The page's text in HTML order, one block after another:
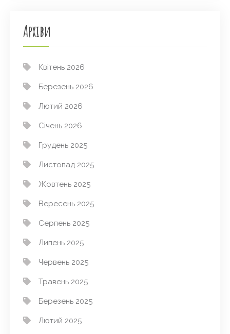
Архіви
Квітень 2026
Березень 2026
Лютий 2026
Січень 2026
Грудень 2025
Листопад 2025
Жовтень 2025
Вересень 2025
Серпень 2025
Липень 2025
Червень 2025
Травень 2025
Березень 2025
Лютий 2025